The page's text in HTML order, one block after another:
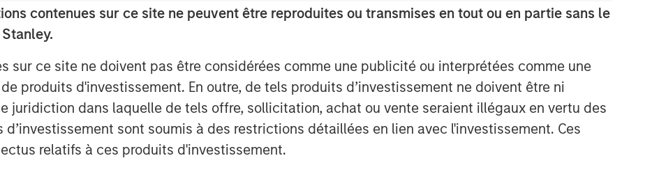
contenues sur ce site ne peuvent être reproduites ou transmises en tout ou en partie sans le
sur ce site ne doivent pas être considérées comme une publicité ou interprétées comme une
produits d'investissement. En outre, de tels produits d’investissement ne doivent être ni
juridiction dans laquelle de tels offre, sollicitation, achat ou vente seraient illégaux en vertu des
sont soumis à des restrictions détaillées en lien avec l'investissement. Ces
relatifs à ces produits d'investissement.
– given its exceptional team,
presented by nearby oil
positioned for growth.”
Cargile, President and Chief Executive
experience in the midstream
of Midstream Operations at
said, “We are excited about our
Energy Partners. Their global